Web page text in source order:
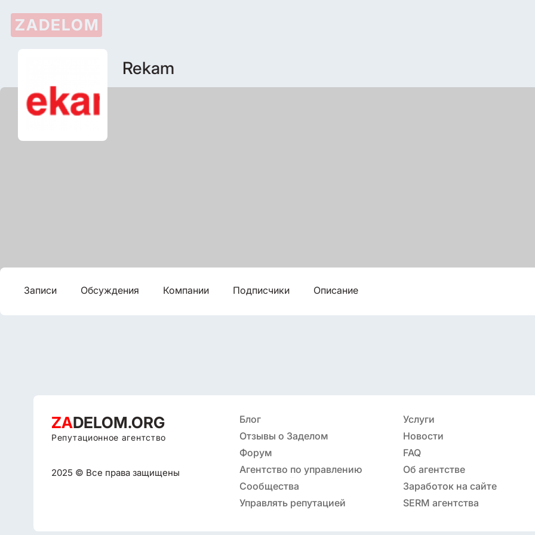
ZADELOM
Rekam
Записи Обсуждения Компании Подписчики Описание
ZADELOM.ORG
Репутационное агентство
2025 © Все права защищены
Блог Услуги
Отзывы о Заделом
Новости
Форум
FAQ
Агентство по управлению
репутацией
Об агентстве
Сообщества
Заработок на сайте
Управлять репутацией
SERM агентства